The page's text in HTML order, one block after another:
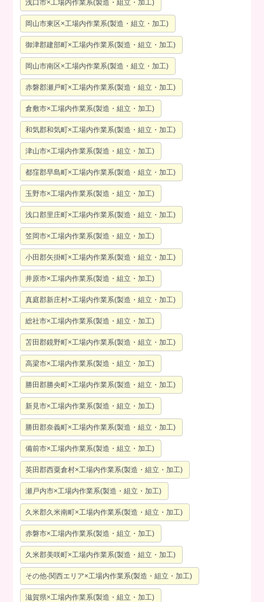
浅口市×工場内作業系(製造・組立・加工)
岡山市東区×工場内作業系(製造・組立・加工)
御津郡建部町×工場内作業系(製造・組立・加工)
岡山市南区×工場内作業系(製造・組立・加工)
赤磐郡瀬戸町×工場内作業系(製造・組立・加工)
倉敷市×工場内作業系(製造・組立・加工)
和気郡和気町×工場内作業系(製造・組立・加工)
津山市×工場内作業系(製造・組立・加工)
都窪郡早島町×工場内作業系(製造・組立・加工)
玉野市×工場内作業系(製造・組立・加工)
浅口郡里庄町×工場内作業系(製造・組立・加工)
笠岡市×工場内作業系(製造・組立・加工)
小田郡矢掛町×工場内作業系(製造・組立・加工)
井原市×工場内作業系(製造・組立・加工)
真庭郡新庄村×工場内作業系(製造・組立・加工)
総社市×工場内作業系(製造・組立・加工)
苫田郡鏡野町×工場内作業系(製造・組立・加工)
高梁市×工場内作業系(製造・組立・加工)
勝田郡勝央町×工場内作業系(製造・組立・加工)
新見市×工場内作業系(製造・組立・加工)
勝田郡奈義町×工場内作業系(製造・組立・加工)
備前市×工場内作業系(製造・組立・加工)
英田郡西粟倉村×工場内作業系(製造・組立・加工)
瀬戸内市×工場内作業系(製造・組立・加工)
久米郡久米南町×工場内作業系(製造・組立・加工)
赤磐市×工場内作業系(製造・組立・加工)
久米郡美咲町×工場内作業系(製造・組立・加工)
その他-関西エリア×工場内作業系(製造・組立・加工)
滋賀県×工場内作業系(製造・組立・加工)